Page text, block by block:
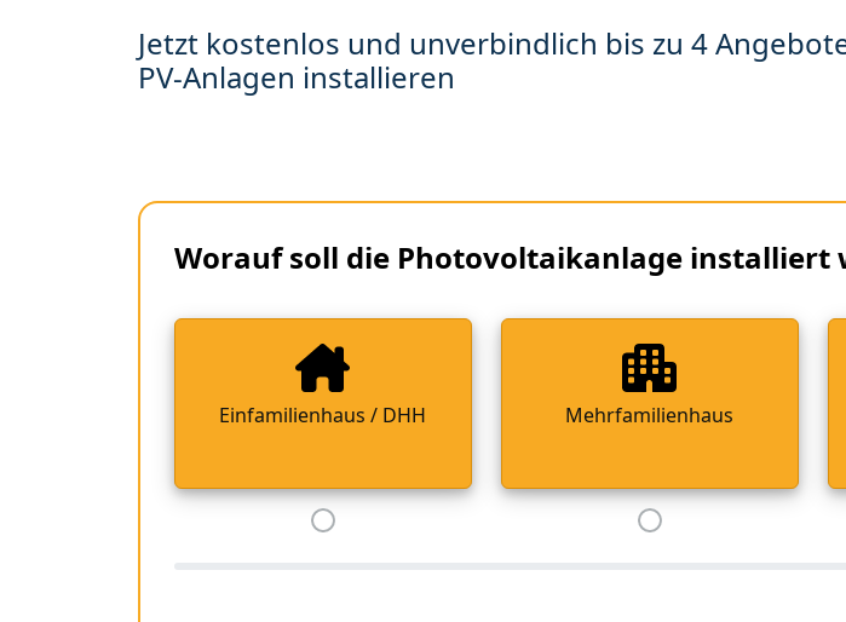
Jetzt kostenlos und unverbindlich bis zu 4
PV-Anlagen installieren
Worauf soll die Photovoltaikanlage installiert
Einfamilienhaus / DHH Mehrfamilienhaus